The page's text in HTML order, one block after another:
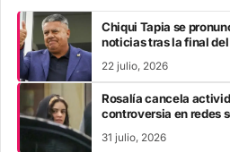
Chiqui Tapia se
noticias tras la final
22 julio, 2026
Rosalía cancela
controversia en redes
31 julio, 2026